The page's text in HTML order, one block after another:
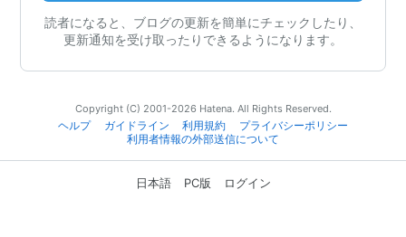
読者になると、ブログの更新を簡単にチェックしたり、
更新通知を受け取ったりできるようになります。
Copyright (C) 2001-2026 Hatena. All Rights Reserved.
ヘルプ
ガイドライン 利用規約
プライバシーポリシー
利用者情報の外部送信について
日本語 PC版 ログイン